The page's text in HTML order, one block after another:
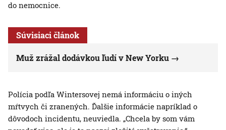
do nemocnice.
Súvisiaci článok
Muž zrážal dodávkou ľudí v New Yorku
Polícia podľa Wintersovej nemá informáciu o iných
mŕtvych či zranených. Ďalšie informácie napríklad o
dôvodoch incidentu, neuviedla. „Chcela by som vám